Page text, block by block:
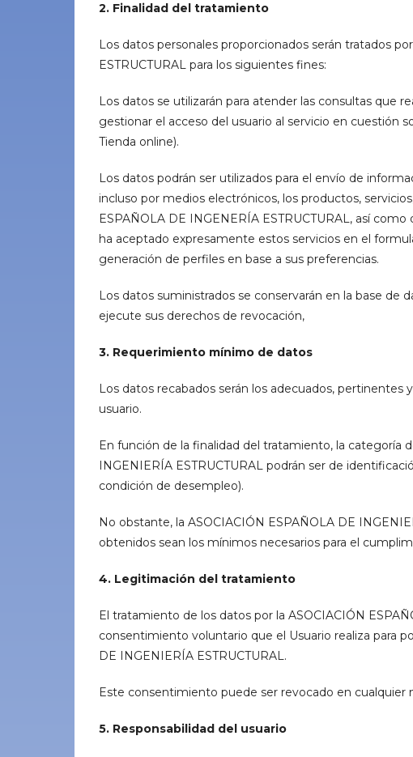
2. Finalidad del tratamiento
Los datos personales proporcionados serán tratados
ESTRUCTURAL para los siguientes fines:
Los datos se utilizarán para atender las consultas que
gestionar el acceso del usuario al servicio en cuestión
Tienda online).
Los datos podrán ser utilizados para el envío de
incluso por medios electrónicos, los productos,
ESPAÑOLA DE INGENERÍA ESTRUCTURAL, así
ha aceptado expresamente estos servicios en el
generación de perfiles en base a sus preferencias.
Los datos suministrados se conservarán en la base de
ejecute sus derechos de revocación,
3. Requerimiento mínimo de datos
Los datos recabados serán los adecuados,
usuario.
En función de la finalidad del tratamiento, la categoría
INGENIERÍA ESTRUCTURAL podrán ser de
condición de desempleo).
No obstante, la ASOCIACIÓN ESPAÑOLA DE
obtenidos sean los mínimos necesarios para el
4. Legitimación del tratamiento
El tratamiento de los datos por la ASOCIACIÓN
consentimiento voluntario que el Usuario realiza para
DE INGENIERÍA ESTRUCTURAL.
Este consentimiento puede ser revocado en
5. Responsabilidad del usuario